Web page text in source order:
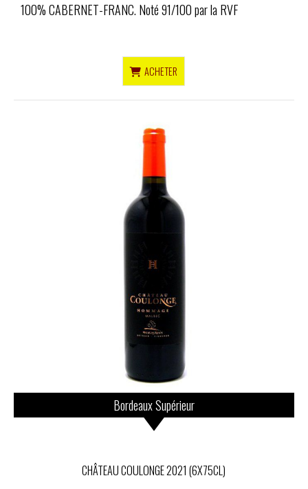
100% CABERNET-FRANC. Noté 91/100 par la RVF
ACHETER
Bordeaux Supérieur
CHÂTEAU COULONGE 2021 (6X75CL)